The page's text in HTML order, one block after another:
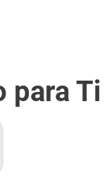
para Ti